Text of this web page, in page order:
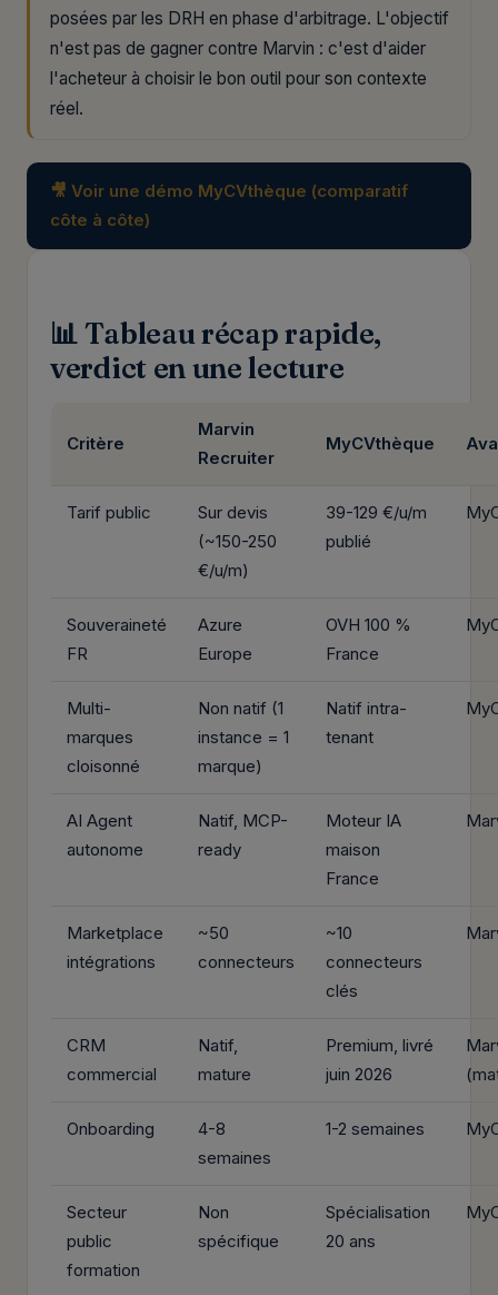
posées par les DRH en phase d'arbitrage. L'objectif
n'est pas de gagner contre Marvin : c'est d'aider
l'acheteur à choisir le bon outil pour son contexte
réel.
🎥 Voir une démo MyCVthèque (comparatif
côte à côte)
📊 Tableau récap rapide,
verdict en une lecture
Critère
Marvin
Recruiter
MyCVthèque
Tarif public
Sur devis
(~150-250
€/u/m)
39-129 €/u/m
publié
Souveraineté
FR
Azure
Europe
OVH 100 %
France
Multi-
marques
cloisonné
Non natif (1
instance = 1
marque)
Natif intra-
tenant
AI Agent
autonome
Natif, MCP-
ready
Moteur IA
maison
France
Marketplace
intégrations
~50
connecteurs
~10
connecteurs
clés
CRM
commercial
Natif,
mature
Premium, livré
juin 2026
Onboarding
4-8
semaines
1-2 semaines
Secteur
public
formation
Non
spécifique
Spécialisation
20 ans